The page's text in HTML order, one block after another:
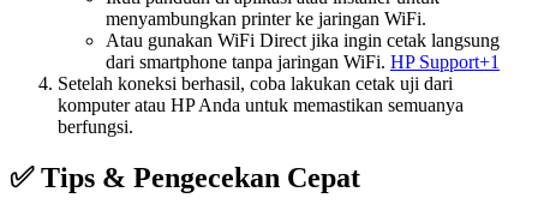
menyambungkan printer ke jaringan WiFi.
Atau gunakan WiFi Direct jika ingin cetak langsung
dari smartphone tanpa jaringan WiFi. HP Support+1
Setelah koneksi berhasil, coba lakukan cetak uji dari
komputer atau HP Anda untuk memastikan semuanya
berfungsi.
✅ Tips & Pengecekan Cepat